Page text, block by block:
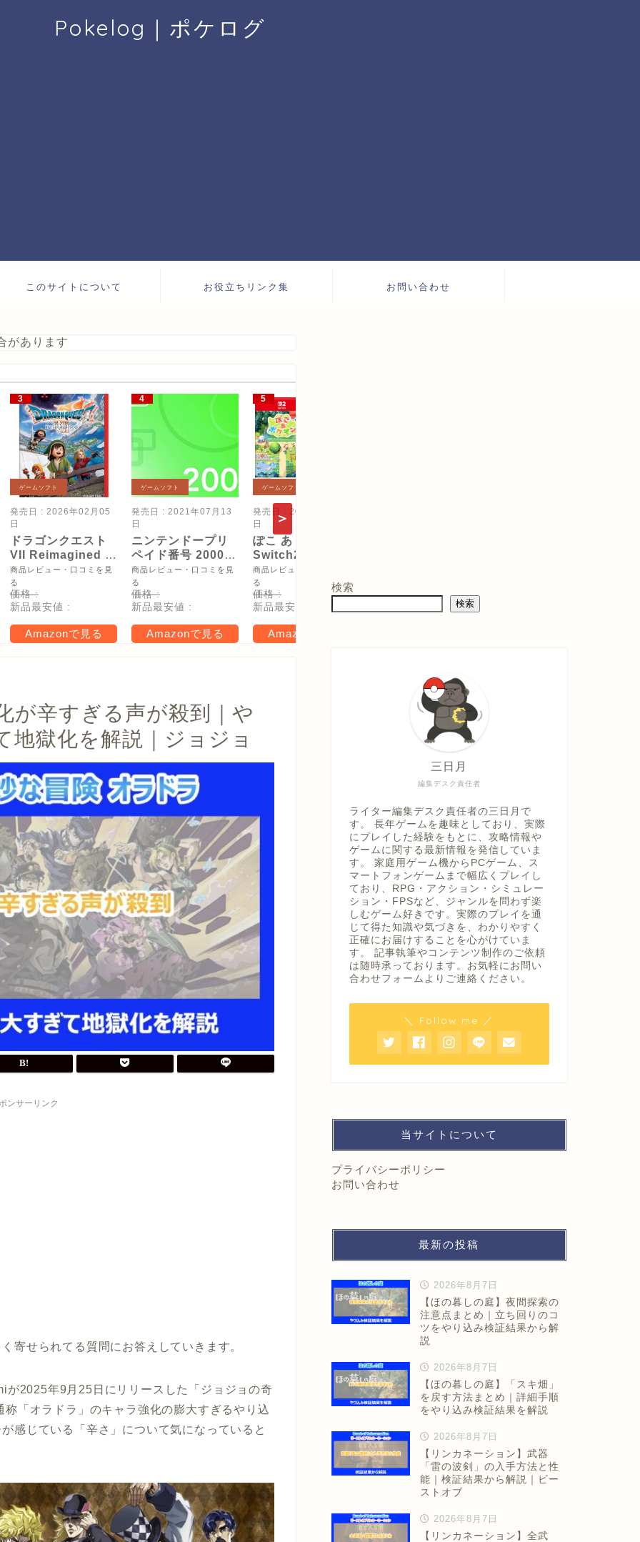
Pokelog｜ポケログ
このサイトについて お役立ちリンク集 お問い合わせ
があります
ゲームソフト
発売日 : 2026年02月05
日
ドラゴンクエスト
VII Reimagined -
Switch2
商品レビュー・口コミを見
る
価格 :
新品最安値 :
Amazonで見る
ゲームソフト
発売日 : 2021年07月13
日
ニンテンドープリ
ペイド番号 2000
円|オンラインコー
ド版
商品レビュー・口コミを見
る
価格 :
新品最安値 :
Amazonで見る
ゲームソフト
発売日 : 2026年03月05
日
ぽこ あ ポケモン -
Switch2
【Amazon.co.jpオ
リジナル特典】メ
タモン型木製トレ
ー(サイズ約直径
16cm) 同梱 & デジ
タル特典 家具「ひ
商品レビュー・口コミを見
る
価格 :
新品最安値 :
Amazonで見る
価格 :
が辛すぎる声が殺到｜や
地獄化を解説｜ジョジョ
ンサーリンク
寄せられてる質問にお答えしていきます。
が2025年9月25日にリリースした「ジョジョの奇
「オラドラ」のキャラ強化の膨大すぎるやり込
感じている「辛さ」について気になっていると
検索
検索
編集デスク責任者
三日月
ライター編集デスク責任者の三日月で
す。 長年ゲームを趣味としており、実際
にプレイした経験をもとに、攻略情報や
ゲームに関する最新情報を発信していま
す。 家庭用ゲーム機からPCゲーム、ス
マートフォンゲームまで幅広くプレイし
ており、RPG・アクション・シミュレー
ション・FPSなど、ジャンルを問わず楽
しむゲーム好きです。実際のプレイを通
じて得た知識や気づきを、わかりやすく
正確にお届けすることを心がけていま
す。 記事執筆やコンテンツ制作のご依頼
は随時承っております。お気軽にお問い
合わせフォームよりご連絡ください。
＼ Follow me ／
当サイトについて
プライバシーポリシー
お問い合わせ
最新の投稿
2026年8月7日
【ほの暮しの庭】夜間探索の
注意点まとめ｜立ち回りのコ
ツをやり込み検証結果から解
説
2026年8月7日
【ほの暮しの庭】「スキ畑」
を戻す方法まとめ｜詳細手順
をやり込み検証結果を解説
2026年8月7日
【リンカネーション】武器
「雷の波剣」の入手方法と性
能｜検証結果から解説｜ビー
ストオブ
2026年8月7日
【リンカネーション】全武